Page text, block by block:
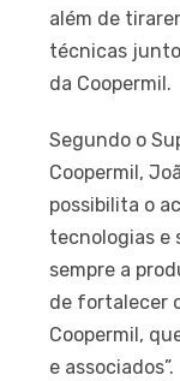
além de
técnicas
da Coopermil.
Segundo o
Coopermil,
possibilita o
tecnologias e
sempre a
de fortalecer
Coopermil,
e associados”.